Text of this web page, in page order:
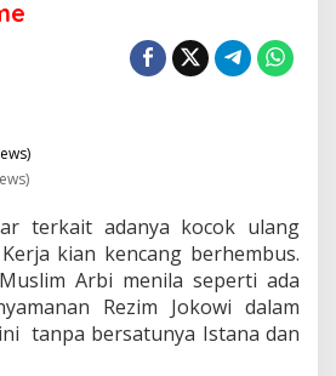
terkait adanya kocok ulang
kian kencang berhembus.
Arbi menila seperti ada
Rezim Jokowi dalam
tanpa bersatunya Istana dan